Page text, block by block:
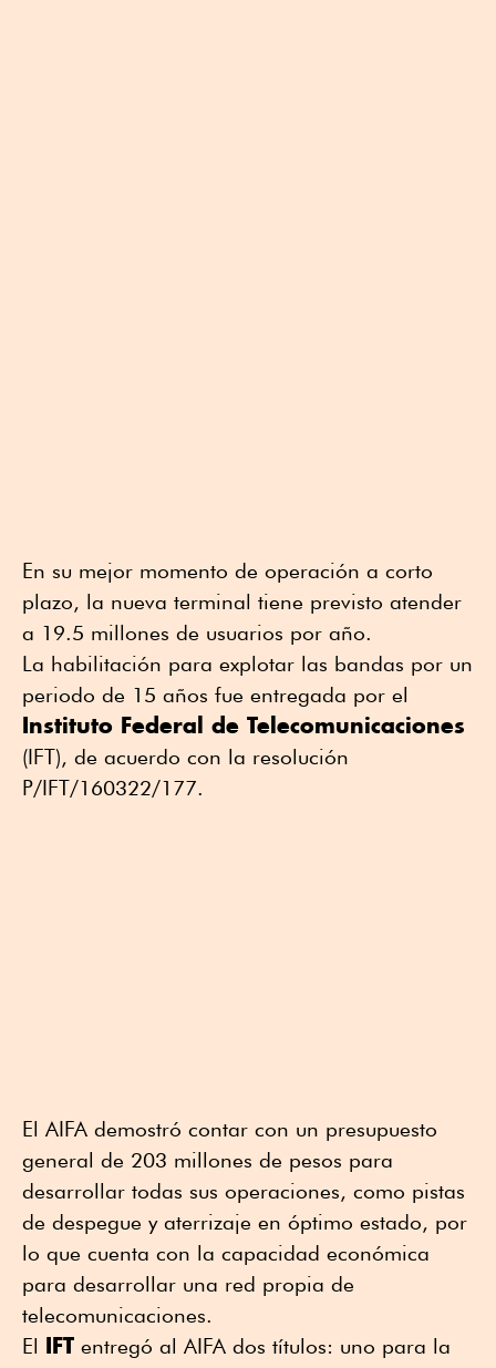
En su mejor momento de operación a corto
plazo, la nueva terminal tiene previsto atender
a 19.5 millones de usuarios por año.
La habilitación para explotar las bandas por un
periodo de 15 años fue entregada por el
Instituto Federal de Telecomunicaciones
(IFT), de acuerdo con la resolución
P/IFT/160322/177.
El AIFA demostró contar con un presupuesto
general de 203 millones de pesos para
desarrollar todas sus operaciones, como pistas
de despegue y aterrizaje en óptimo estado, por
lo que cuenta con la capacidad económica
para desarrollar una red propia de
telecomunicaciones.
El IFT entregó al AIFA dos títulos: uno para la